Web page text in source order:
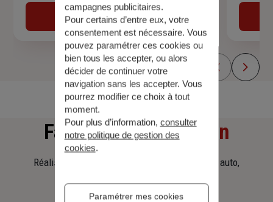
Découvrir
Faitesune simulation
Réalisez une simulation tarifaire d'assurance, auto,
campagnes publicitaires.
Pour certains d’entre eux, votre
consentement est nécessaire. Vous
pouvez paramétrer ces cookies ou
bien tous les accepter, ou alors
décider de continuer votre
navigation sans les accepter. Vous
pourrez modifier ce choix à tout
moment.
Pour plus d’information, consulter
notre politique de gestion des
cookies.
Paramétrer mes cookies